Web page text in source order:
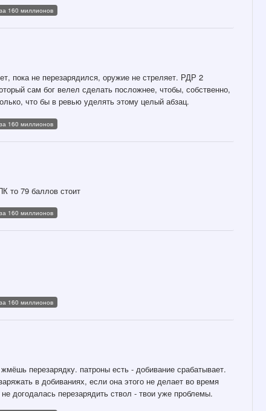
160 миллионов
пока не перезарядился, оружие не стреляет. РДР 2
сам бог велел сделать посложнее, чтобы, собственно,
что бы в ревью уделять этому целый абзац.
160 миллионов
то 79 баллов стоит
160 миллионов
160 миллионов
перезарядку. патроны есть - добивание срабатывает.
в добиваниях, если она этого не делает во время
догодалась перезарядить ствол - твои уже проблемы.